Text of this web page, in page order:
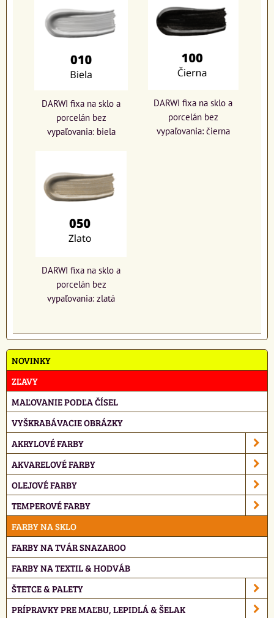
DARWI fixa na sklo a
porcelán bez
vypaľovania: biela
DARWI fixa na sklo a
porcelán bez
vypaľovania: čierna
DARWI fixa na sklo a
porcelán bez
vypaľovania: zlatá
NOVINKY
ZĽAVY
MAĽOVANIE PODĽA ČÍSEL
VYŠKRABÁVACIE OBRÁZKY
AKRYLOVÉ FARBY
AKVARELOVÉ FARBY
OLEJOVÉ FARBY
TEMPEROVÉ FARBY
FARBY NA SKLO
FARBY NA TVÁR SNAZAROO
FARBY NA TEXTIL & HODVÁB
ŠTETCE & PALETY
PRÍPRAVKY PRE MAĽBU, LEPIDLÁ & ŠELAK